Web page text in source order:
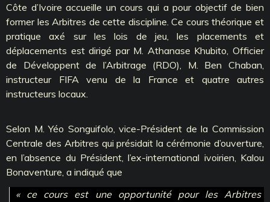
Côte d’Ivoire accueille un cours qui a pour objectif de bien
former les Arbitres de cette discipline. Ce cours théorique et
pratique axé sur les lois de jeu, les placements et
déplacements est dirigé par M. Athanase Khubito, Officier
de Développent de l’Arbitrage (RDO), M. Ben Chaban,
instructeur FIFA venu de la France et quatre autres
instructeurs locaux.
Selon M. Yéo Songuifolo, vice-Président de la Commission
Centrale des Arbitres qui présidait la cérémonie d’ouverture,
en l’absence du Président, l’ex-international ivoirien, Kalou
Bonaventure, a indiqué que
« ce cours est une opportunité pour les Arbitres